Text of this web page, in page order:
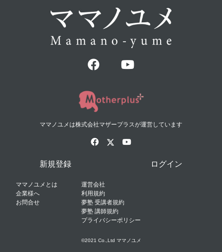
ママノユメは株式会社マザープラスが運営しています
新規登録 ログイン
ママノユメとは
企業様へ
お問合せ
運営会社
利用規約
夢塾 受講者規約
夢塾 講師規約
プライバシーポリシー
©2021 Co.,Ltd ママノユメ